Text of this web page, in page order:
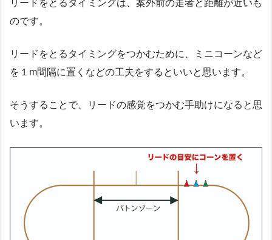
リードをとるタイミングは、案外前の走者と距離が近いも
のです。
リードをとるタイミングをつかむために、ミニコーンなど
を１m間隔に置くなどの工夫をするといいと思います。
そうすることで、リードの感覚をつかむ手助けになると思
います。